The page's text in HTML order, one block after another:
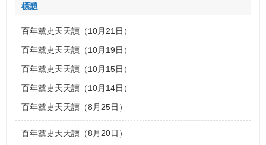
標題
百年黨史天天讀（10月21日）
百年黨史天天讀（10月19日）
百年黨史天天讀（10月15日）
百年黨史天天讀（10月14日）
百年黨史天天讀（8月25日）
百年黨史天天讀（8月20日）